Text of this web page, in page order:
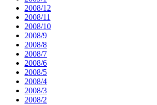
2008/12
2008/11
2008/10
2008/9
2008/8
2008/7
2008/6
2008/5
2008/4
2008/3
2008/2